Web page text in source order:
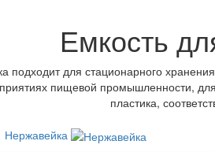
Емкость
подходит для стационарного
пищевой промышленности,
пластика,
Нержавейка